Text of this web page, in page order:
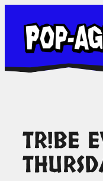
naar
inhoud
TR!BE